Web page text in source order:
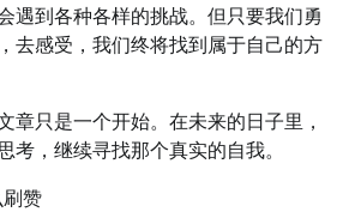
遇到各种各样的挑战。但只要我们勇
去感受，我们终将找到属于自己的方
章只是一个开始。在未来的日子里，
考，继续寻找那个真实的自我。
赞